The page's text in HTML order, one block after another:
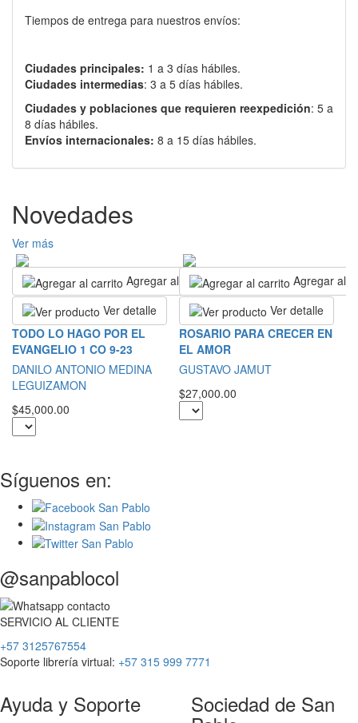
Tiempos de entrega para nuestros envíos:
Ciudades principales: 1 a 3 días hábiles.
Ciudades intermedias: 3 a 5 días hábiles.
Ciudades y poblaciones que requieren reexpedición: 5 a
8 días hábiles.
Envíos internacionales: 8 a 15 días hábiles.
Novedades
Ver más
Agregar al carrito
Ver detalle
TODO LO HAGO POR EL
EVANGELIO 1 CO 9-23
DANILO ANTONIO MEDINA
LEGUIZAMON
$45,000.00
Agregar al
Ver detalle
ROSARIO PARA CRECER EN
EL AMOR
GUSTAVO JAMUT
$27,000.00
Síguenos en:
@sanpablocol
SERVICIO AL CLIENTE
+57 3125767554
Soporte librería virtual: +57 315 999 7771
Ayuda y Soporte Sociedad de San